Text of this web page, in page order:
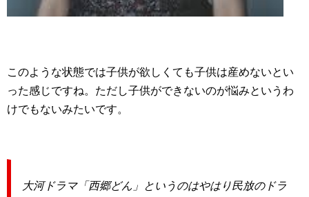
このような状態では子供が欲しくても子供は産めないとい
った感じですね。ただし子供ができないのが悩みというわ
けでもないみたいです。
大河ドラマ「西郷どん」というのはやはり民放のドラ